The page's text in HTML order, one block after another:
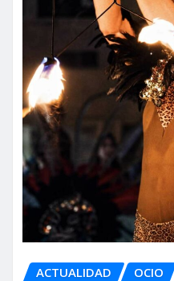
ACTUALIDAD OCIO